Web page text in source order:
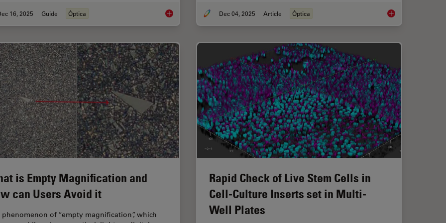
16, 2025 Guide Óptica Factors to Consider When Selecting a Research Microscope
Dec 04, 2025 Article Óptica Infinity Optical
is Empty Magnification and
can Users Avoid it
phenomenon of “empty magnification”, which
Rapid Check of Live Stem Cells in
Cell-Culture Inserts set in Multi-
Well Plates